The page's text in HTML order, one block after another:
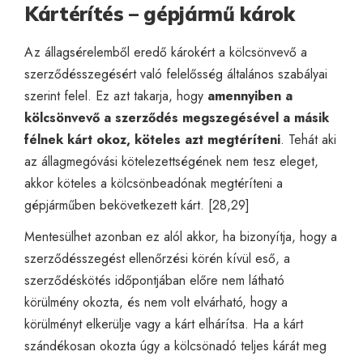
Kártérítés – gépjármű károk
Az állagsérelemből eredő károkért a kölcsönvevő a
szerződésszegésért való felelősség általános szabályai
szerint felel. Ez azt takarja, hogy amennyiben a
kölcsönvevő a szerződés megszegésével a másik
félnek kárt okoz, köteles azt megtéríteni. Tehát aki
az állagmegóvási kötelezettségének nem tesz eleget,
akkor köteles a kölcsönbeadónak megtéríteni a
gépjárműben bekövetkezett kárt. [28,29]
Mentesülhet azonban ez alól akkor, ha bizonyítja, hogy a
szerződésszegést ellenőrzési körén kívül eső, a
szerződéskötés időpontjában előre nem látható
körülmény okozta, és nem volt elvárható, hogy a
körülményt elkerülje vagy a kárt elhárítsa. Ha a kárt
szándékosan okozta úgy a kölcsönadó teljes kárát meg